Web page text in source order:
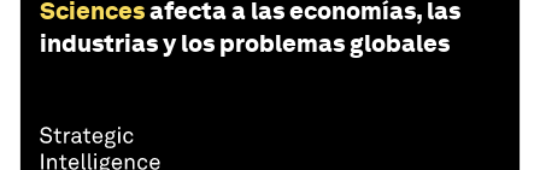
Sciencesafecta a las economías, las
industrias y los problemas globales